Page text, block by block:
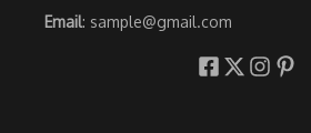
Email: sample@gmail.com